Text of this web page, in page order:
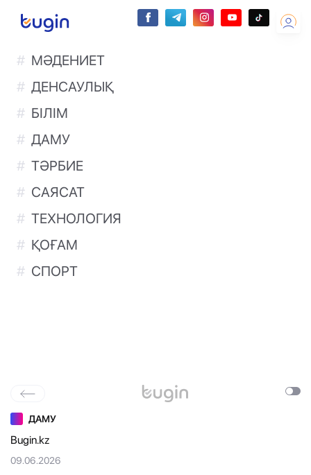
МӘДЕНИЕТ
ДЕНСАУЛЫҚ
БІЛІМ
ДАМУ
ТӘРБИЕ
САЯСАТ
ТЕХНОЛОГИЯ
ҚОҒАМ
СПОРТ
ДАМУ
Bugin.kz
09.06.2026